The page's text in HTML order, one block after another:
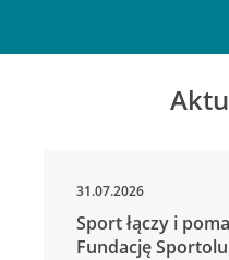
31.07.2026
Sport łączy i
Fundację